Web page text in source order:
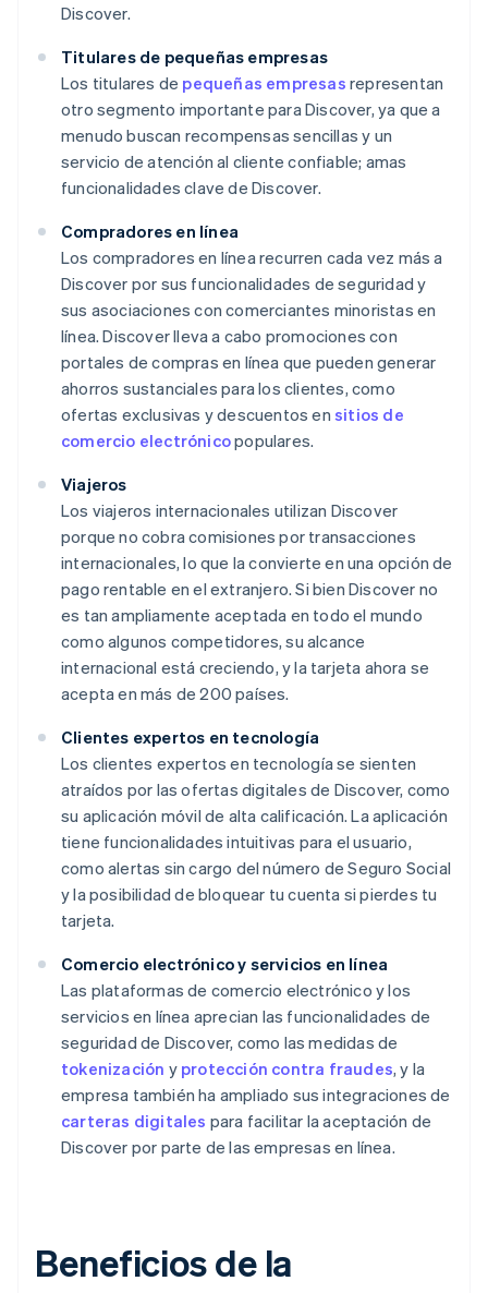
Discover.
Titulares de pequeñas empresas
Los titulares de pequeñas empresas representan
otro segmento importante para Discover, ya que a
menudo buscan recompensas sencillas y un
servicio de atención al cliente confiable; amas
funcionalidades clave de Discover.
Compradores en línea
Los compradores en línea recurren cada vez más a
Discover por sus funcionalidades de seguridad y
sus asociaciones con comerciantes minoristas en
línea. Discover lleva a cabo promociones con
portales de compras en línea que pueden generar
ahorros sustanciales para los clientes, como
ofertas exclusivas y descuentos en sitios de
comercio electrónicopopulares.
Viajeros
Los viajeros internacionales utilizan Discover
porque no cobra comisiones por transacciones
internacionales, lo que la convierte en una opción de
pago rentable en el extranjero. Si bien Discover no
es tan ampliamente aceptada en todo el mundo
como algunos competidores, su alcance
internacional está creciendo, y la tarjeta ahora se
acepta en más de 200 países.
Clientes expertos en tecnología
Los clientes expertos en tecnología se sienten
atraídos por las ofertas digitales de Discover, como
su aplicación móvil de alta calificación. La aplicación
tiene funcionalidades intuitivas para el usuario,
como alertas sin cargo del número de Seguro Social
y la posibilidad de bloquear tu cuenta si pierdes tu
tarjeta.
Comercio electrónico y servicios en línea
Las plataformas de comercio electrónico y los
servicios en línea aprecian las funcionalidades de
seguridad de Discover, como las medidas de
tokenización y protección contra fraudes, y la
empresa también ha ampliado sus integraciones de
carteras digitales para facilitar la aceptación de
Discover por parte de las empresas en línea.
Beneficios de la